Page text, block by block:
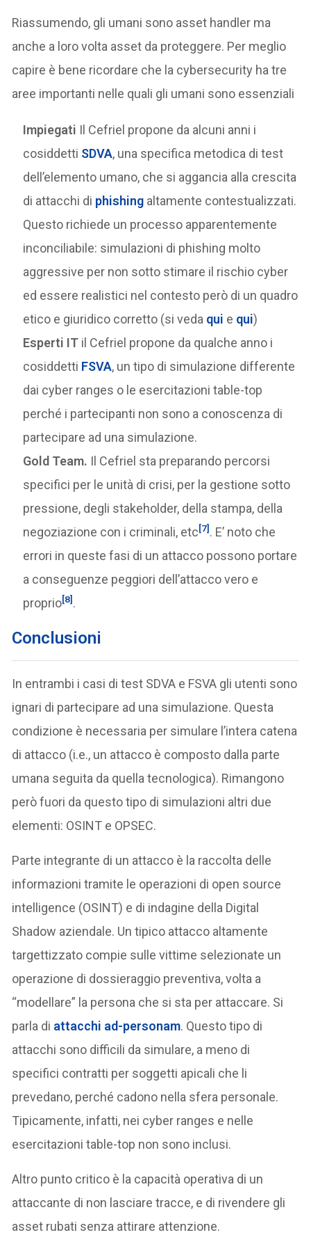
Riassumendo, gli umani sono asset handler ma
anche a loro volta asset da proteggere. Per meglio
capire è bene ricordare che la cybersecurity ha tre
aree importanti nelle quali gli umani sono essenziali
Impiegati Il Cefriel propone da alcuni anni i
cosiddetti SDVA, una specifica metodica di test
dell’elemento umano, che si aggancia alla crescita
di attacchi di phishing altamente contestualizzati.
Questo richiede un processo apparentemente
inconciliabile: simulazioni di phishing molto
aggressive per non sotto stimare il rischio cyber
ed essere realistici nel contesto però di un quadro
etico e giuridico corretto (si veda qui e qui)
Esperti IT il Cefriel propone da qualche anno i
cosiddetti FSVA, un tipo di simulazione differente
dai cyber ranges o le esercitazioni table-top
perché i partecipanti non sono a conoscenza di
partecipare ad una simulazione.
Gold Team. Il Cefriel sta preparando percorsi
specifici per le unità di crisi, per la gestione sotto
pressione, degli stakeholder, della stampa, della
negoziazione con i criminali, etc[7] . E’ noto che
errori in queste fasi di un attacco possono portare
a conseguenze peggiori dell’attacco vero e
proprio[8] .
Conclusioni
In entrambi i casi di test SDVA e FSVA gli utenti sono
ignari di partecipare ad una simulazione. Questa
condizione è necessaria per simulare l’intera catena
di attacco (i.e., un attacco è composto dalla parte
umana seguita da quella tecnologica). Rimangono
però fuori da questo tipo di simulazioni altri due
elementi: OSINT e OPSEC.
Parte integrante di un attacco è la raccolta delle
informazioni tramite le operazioni di open source
intelligence (OSINT) e di indagine della Digital
Shadow aziendale. Un tipico attacco altamente
targettizzato compie sulle vittime selezionate un
operazione di dossieraggio preventiva, volta a
“modellare” la persona che si sta per attaccare. Si
parla di attacchi ad-personam. Questo tipo di
attacchi sono difficili da simulare, a meno di
specifici contratti per soggetti apicali che li
prevedano, perché cadono nella sfera personale.
Tipicamente, infatti, nei cyber ranges e nelle
esercitazioni table-top non sono inclusi.
Altro punto critico è la capacità operativa di un
attaccante di non lasciare tracce, e di rivendere gli
asset rubati senza attirare attenzione.